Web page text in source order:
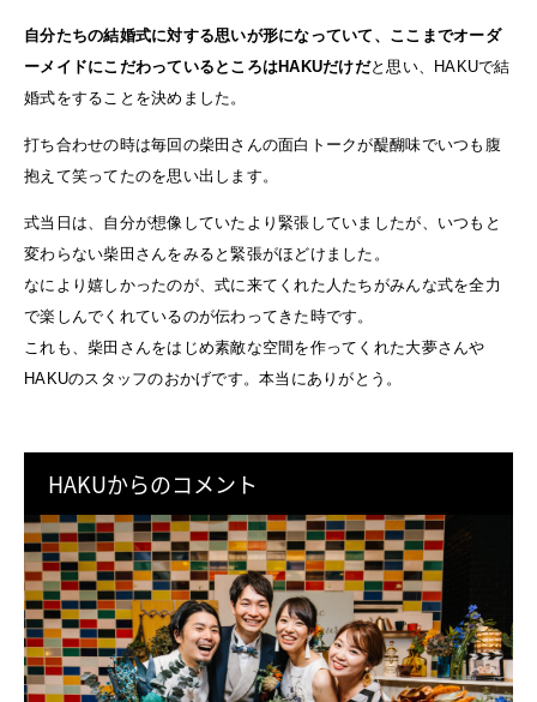
自分たちの結婚式に対する思いが形になっていて、ここまでオーダ
ーメイドにこだわっているところはHAKUだけだと思い、HAKUで結
婚式をすることを決めました。
打ち合わせの時は毎回の柴田さんの面白トークが醍醐味でいつも腹
抱えて笑ってたのを思い出します。
式当日は、自分が想像していたより緊張していましたが、いつもと
変わらない柴田さんをみると緊張がほどけました。
なにより嬉しかったのが、式に来てくれた人たちがみんな式を全力
で楽しんでくれているのが伝わってきた時です。
これも、柴田さんをはじめ素敵な空間を作ってくれた大夢さんや
HAKUのスタッフのおかげです。本当にありがとう。
HAKUからのコメント